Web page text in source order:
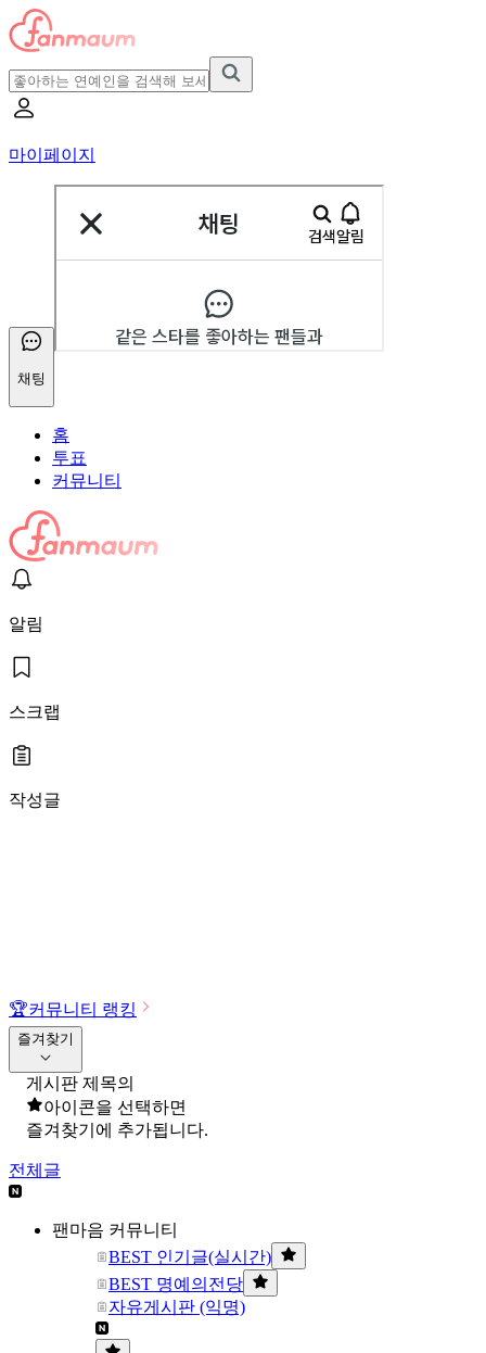
마이페이지
채팅
홈
투표
커뮤니티
알림
스크랩
작성글
🏆커뮤니티 랭킹
즐겨찾기
게시판 제목의
아이콘을 선택하면
즐겨찾기에 추가됩니다.
전체글
팬마음 커뮤니티
BEST 인기글(실시간)
BEST 명예의전당
자유게시판 (익명)